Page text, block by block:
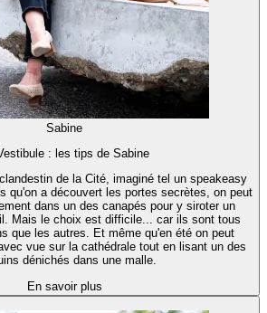
Sabine
Vestibule : les tips de Sabine
de la Cité, imaginé tel un speakeasy
qu'on a découvert les portes secrètes, on peut
dans un des canapés pour y siroter un
Mais le choix est difficile... car ils sont tous
que les autres. Et même qu'en été on peut
vue sur la cathédrale tout en lisant un des
dénichés dans une malle.
En savoir plus